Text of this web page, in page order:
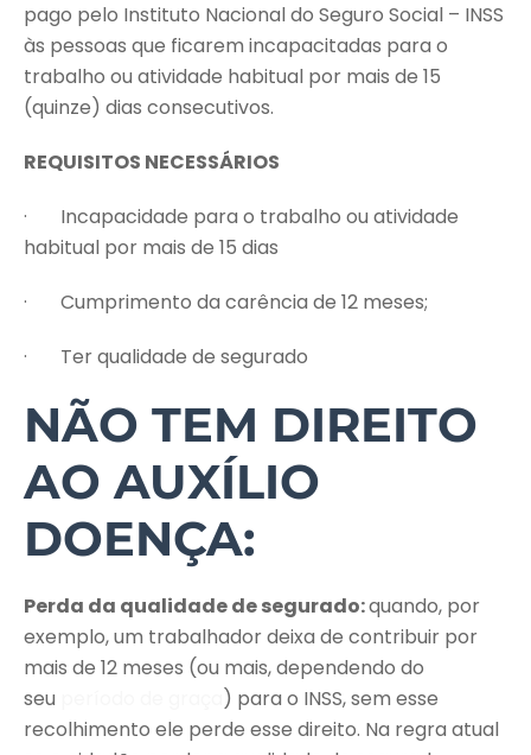
pago pelo Instituto Nacional do Seguro Social – INSS
às pessoas que ficarem incapacitadas para o
trabalho ou atividade habitual por mais de 15
(quinze) dias consecutivos.
REQUISITOS NECESSÁRIOS
· Incapacidade para o trabalho ou atividade
habitual por mais de 15 dias
· Cumprimento da carência de 12 meses;
· Ter qualidade de segurado
NÃO TEM DIREITO
AO AUXÍLIO
DOENÇA:
Perda da qualidade de segurado:quando, por
exemplo, um trabalhador deixa de contribuir por
mais de 12 meses (ou mais, dependendo do
seu
) para o INSS, sem esse
recolhimento ele perde esse direito. Na regra atual